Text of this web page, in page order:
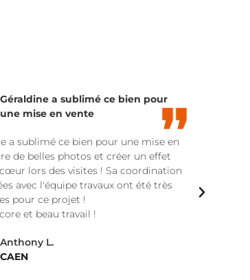
Géraldine a sublimé ce bien pour
une mise en vente
a sublimé ce bien pour une mise en
de belles photos et créer un effet
lors des visites ! Sa coordination
avec l'équipe travaux ont été très
pour ce projet !
et beau travail !
Anthony L.
CAEN